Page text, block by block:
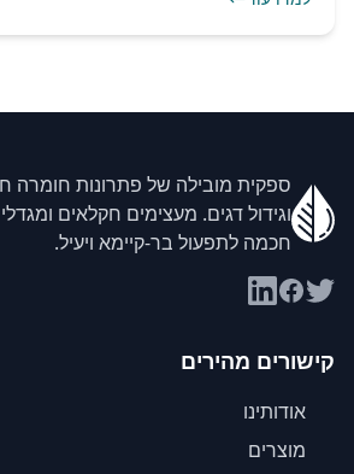
ספקית מובילה של פתרונות חומרה
וגידול דגים. מעצימים חקלאים
חכמה לתפעול בר-קיימא ויעיל.
קישורים מהירים
אודותינו
מוצרים